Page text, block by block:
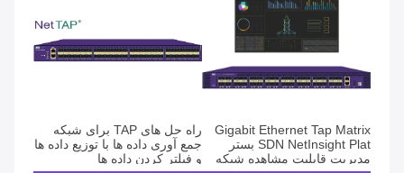
Gigabit Ethernet Tap Matrix
SDN NetInsight Plat بستر
مدیریت قابلیت مشاهده شبکه
راه حل های TAP برای شبکه
جمع آوری داده ها با توزیع داده ها
و فیلتر کردن داده ها